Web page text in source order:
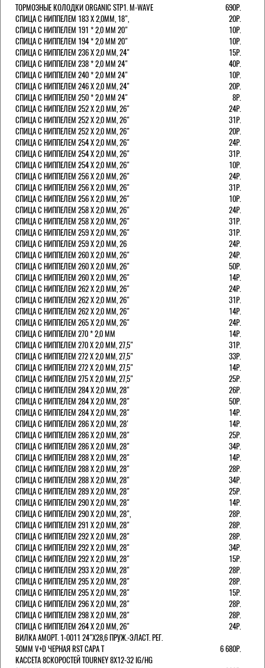
ТОРМОЗНЫЕ КОЛОДКИ ORGANIC STP1. M-WAVE
690Р.
СПИЦА С НИППЕЛЕМ 183 Х 2,0ММ, 18",
20Р.
СПИЦА С НИППЕЛЕМ 191 * 2,0 ММ 20"
10Р.
СПИЦА С НИППЕЛЕМ 194 * 2,0 ММ 20"
10Р.
СПИЦА С НИППЕЛЕМ 236 Х 2,0 ММ, 24"
15Р.
СПИЦА С НИППЕЛЕМ 238 * 2,0 ММ 24"
40Р.
СПИЦА С НИППЕЛЕМ 240 * 2,0 ММ 24"
10Р.
СПИЦА С НИППЕЛЕМ 246 Х 2,0 ММ, 24"
20Р.
СПИЦА С НИППЕЛЕМ 250 * 2,0 ММ 24"
8Р.
СПИЦА С НИППЕЛЕМ 252 Х 2,0 ММ, 26"
24Р.
СПИЦА С НИППЕЛЕМ 252 Х 2,0 ММ, 26"
31Р.
СПИЦА С НИППЕЛЕМ 252 Х 2,0 ММ, 26"
20Р.
СПИЦА С НИППЕЛЕМ 254 Х 2,0 ММ, 26"
24Р.
СПИЦА С НИППЕЛЕМ 254 Х 2,0 ММ, 26"
31Р.
СПИЦА С НИППЕЛЕМ 254 Х 2,0 ММ, 26"
10Р.
СПИЦА С НИППЕЛЕМ 256 Х 2,0 ММ, 26"
24Р.
СПИЦА С НИППЕЛЕМ 256 Х 2,0 ММ, 26"
31Р.
СПИЦА С НИППЕЛЕМ 256 Х 2,0 ММ, 26"
10Р.
СПИЦА С НИППЕЛЕМ 258 Х 2,0 ММ, 26"
24Р.
СПИЦА С НИППЕЛЕМ 258 Х 2,0 ММ, 26"
31Р.
СПИЦА С НИППЕЛЕМ 259 Х 2,0 ММ, 26"
31Р.
СПИЦА С НИППЕЛЕМ 259 Х 2,0 ММ, 26
24Р.
СПИЦА С НИППЕЛЕМ 260 Х 2,0 ММ, 26"
24Р.
СПИЦА С НИППЕЛЕМ 260 Х 2,0 ММ, 26"
50Р.
СПИЦА С НИППЕЛЕМ 260 Х 2,0 ММ, 26"
14Р.
СПИЦА С НИППЕЛЕМ 262 Х 2,0 ММ, 26"
24Р.
СПИЦА С НИППЕЛЕМ 262 Х 2,0 ММ, 26"
31Р.
СПИЦА С НИППЕЛЕМ 262 Х 2,0 ММ, 26"
14Р.
СПИЦА С НИППЕЛЕМ 265 Х 2,0 ММ, 26"
24Р.
СПИЦА С НИППЕЛЕМ 270 * 2,0 ММ
14Р.
СПИЦА С НИППЕЛЕМ 270 Х 2,0 ММ, 27,5"
31Р.
СПИЦА С НИППЕЛЕМ 272 Х 2,0 ММ, 27,5"
33Р.
СПИЦА С НИППЕЛЕМ 272 Х 2,0 ММ, 27,5"
14Р.
СПИЦА С НИППЕЛЕМ 275 Х 2,0 ММ, 27,5"
25Р.
СПИЦА С НИППЕЛЕМ 284 Х 2,0 ММ, 28"
26Р.
СПИЦА С НИППЕЛЕМ 284 Х 2,0 ММ, 28"
50Р.
СПИЦА С НИППЕЛЕМ 284 Х 2,0 ММ, 28"
14Р.
СПИЦА С НИППЕЛЕМ 286 Х 2,0 ММ, 28'
14Р.
СПИЦА С НИППЕЛЕМ 286 Х 2,0 ММ, 28"
25Р.
СПИЦА С НИППЕЛЕМ 286 Х 2,0 ММ, 28"
34Р.
СПИЦА С НИППЕЛЕМ 288 Х 2,0 ММ, 28"
14Р.
СПИЦА С НИППЕЛЕМ 288 Х 2,0 ММ, 28"
28Р.
СПИЦА С НИППЕЛЕМ 288 Х 2,0 ММ, 28"
34Р.
СПИЦА С НИППЕЛЕМ 289 Х 2,0 ММ, 28"
25Р.
СПИЦА С НИППЕЛЕМ 290 Х 2,0 ММ, 28"
14Р.
СПИЦА С НИППЕЛЕМ 290 Х 2,0 ММ, 28",
28Р.
СПИЦА С НИППЕЛЕМ 291 Х 2,0 ММ, 28"
28Р.
СПИЦА С НИППЕЛЕМ 292 Х 2,0 ММ, 28"
28Р.
СПИЦА С НИППЕЛЕМ 292 Х 2,0 ММ, 28"
34Р.
СПИЦА С НИППЕЛЕМ 292 Х 2,0 ММ, 28"
15Р.
СПИЦА С НИППЕЛЕМ 293 Х 2,0 ММ, 28"
28Р.
СПИЦА С НИППЕЛЕМ 295 Х 2,0 ММ, 28"
28Р.
СПИЦА С НИППЕЛЕМ 295 Х 2,0 ММ, 28"
15Р.
СПИЦА С НИППЕЛЕМ 296 Х 2,0 ММ, 28"
28Р.
СПИЦА С НИППЕЛЕМ 298 Х 2,0 ММ, 28"
28Р.
СПИЦА С НИППЕЛЕМ 264 Х 2,0 ММ, 26"
24Р.
ВИЛКА АМОРТ. 1-0011 24"Х28,6 ПРУЖ.-ЭЛАСТ. РЕГ.
50ММ V+D ЧЕРНАЯ RST CAPA Т
6 680Р.
КАССЕТА 8СКОРОСТЕЙ TOURNEY 8Х12-32 IG/HG